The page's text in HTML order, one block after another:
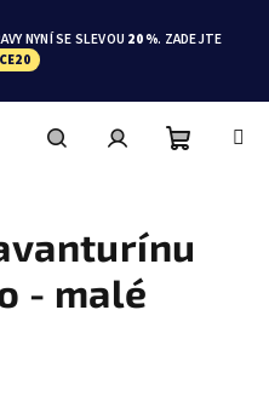
NYNÍ SE SLEVOU 20 %. ZADEJTE
košík
- malé